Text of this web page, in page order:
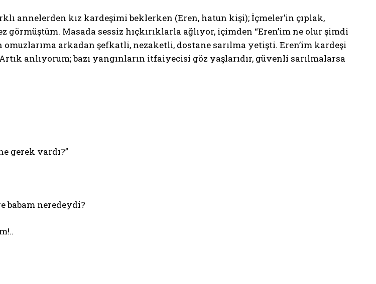
annelerden kız kardeşimi beklerken (Eren, hatun kişi); İçmeler’in çıplak,
Masada sessiz hıçkırıklarla ağlıyor, içimden “Eren’im ne olur şimdi
arkadan şefkatli, nezaketli, dostane sarılma yetişti. Eren’im kardeşi
anlıyorum; bazı yangınların itfaiyecisi göz yaşlarıdır, güvenli sarılmalarsa
gerek vardı?”
babam neredeydi?